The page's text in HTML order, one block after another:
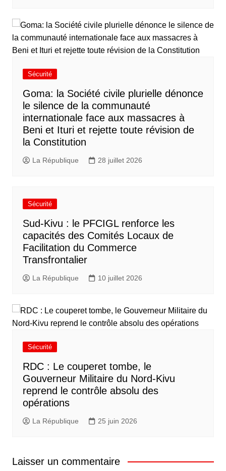
Sécurité
Goma: la Société civile plurielle dénonce
le silence de la communauté
internationale face aux massacres à
Beni et Ituri et rejette toute révision de
la Constitution
La République 28 juillet 2026
Sécurité
Sud-Kivu : le PFCIGL renforce les
capacités des Comités Locaux de
Facilitation du Commerce
Transfrontalier
La République 10 juillet 2026
Sécurité
RDC : Le couperet tombe, le
Gouverneur Militaire du Nord-Kivu
reprend le contrôle absolu des
opérations
La République 25 juin 2026
Laisser un commentaire